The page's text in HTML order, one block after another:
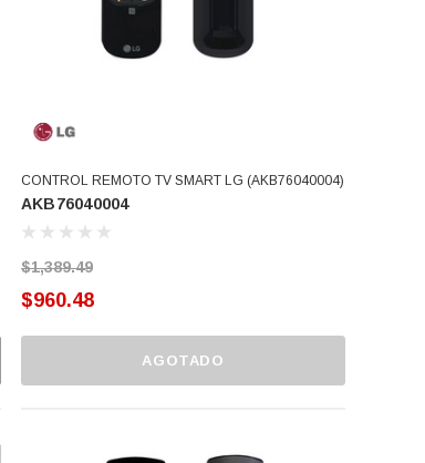
CONTROL REMOTO TV SMART LG (AKB76040004)
AKB76040004
$1,389.49
$960.48
AGOTADO